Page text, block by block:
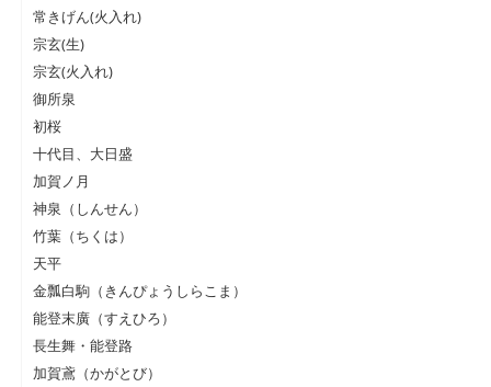
常きげん(火入れ)
宗玄(生)
宗玄(火入れ)
御所泉
初桜
十代目、大日盛
加賀ノ月
神泉（しんせん）
竹葉（ちくは）
天平
金瓢白駒（きんぴょうしらこま）
能登末廣（すえひろ）
長生舞・能登路
加賀鳶（かがとび）